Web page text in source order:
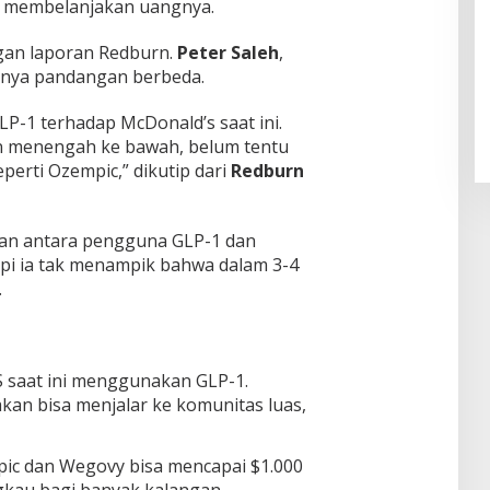
uangnya.
laporan Redburn. Peter Saleh,
pandangan berbeda.
1 terhadap McDonald’s saat ini.
ke bawah, belum tentu
Ozempic,” dikutip dari Redburn
antara pengguna GLP-1 dan
ia tak menampik bahwa dalam 3-4
saat ini menggunakan GLP-1.
bisa menjalar ke komunitas luas,
dan Wegovy bisa mencapai $1.000
Pendaftaran Istana Dibuka,
Warga Berebut Kuota
09:13 WIB